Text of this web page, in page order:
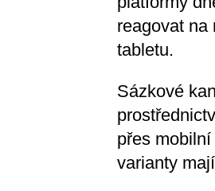
reagovat
tabletu.
Sázkové
přes
varianty